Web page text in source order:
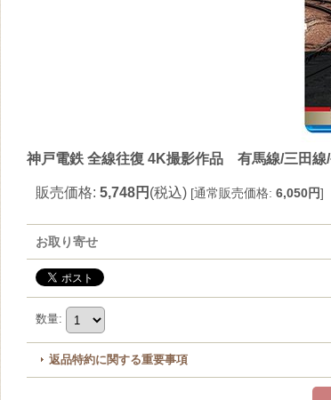
神戸電鉄 全線往復 4K撮影作品 有馬線/三田線
販売価格: 5,748円 (税込) [通常販売価格: 6,050円]
お取り寄せ
数量:
返品特約に関する重要事項